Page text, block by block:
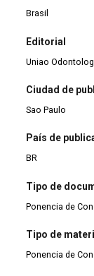
Brasil
Editorial
Uniao
Ciudad de
Sao Paulo
País de
BR
Tipo de
Ponencia de
Tipo de
Ponencia de